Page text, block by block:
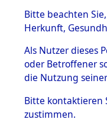
BESTÄNDE
mente
5. Verschiedenes
5.3.1 Alliierte
Bitte beachten
Herkunft,
Als Nutzer dieses
oder Betroffener
die Nutzung
Bitte kontaktieren
zustimmen.